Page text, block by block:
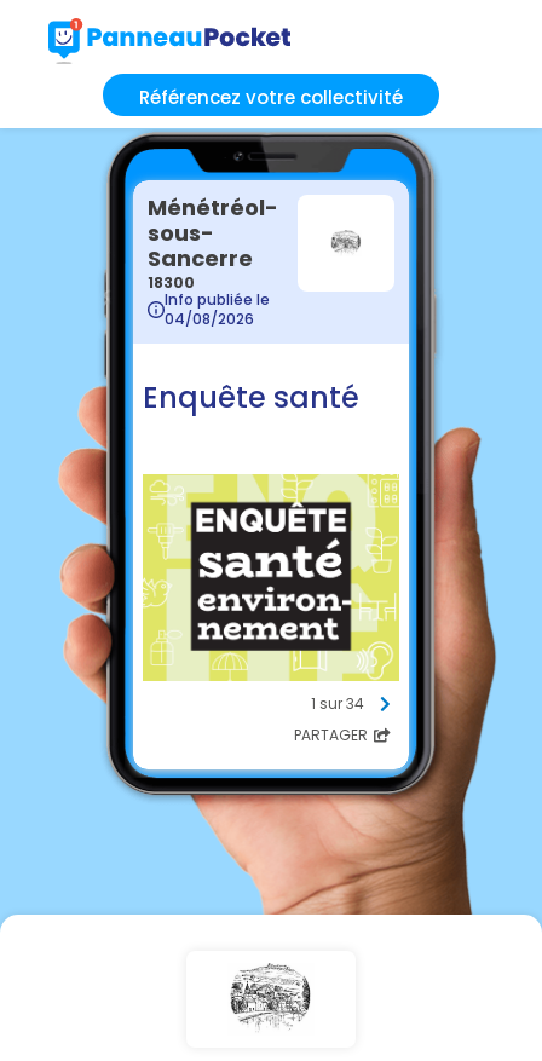
Référencez votre collectivité
Ménétréol-
sous-
Sancerre
18300
Info publiée le
04/08/2026
Enquête santé
1 sur 34
PARTAGER